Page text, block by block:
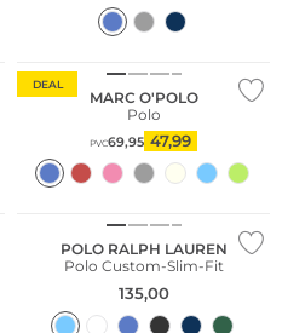
DEAL
MARC O'POLO
Polo
PVC69,95 47,99
POLO RALPH LAUREN
Polo Custom-Slim-Fit
135,00